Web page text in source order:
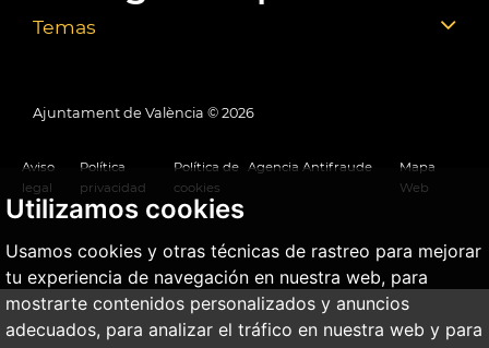
Utilizamos cookies
Usamos cookies y otras técnicas de rastreo para mejorar
tu experiencia de navegación en nuestra web, para
mostrarte contenidos personalizados y anuncios
adecuados, para analizar el tráfico en nuestra web y para
Temas
Ajuntament de València © 2026
Aviso
legal
Política
privacidad
Política de
cookies
Agencia Antifraude
Mapa
Web